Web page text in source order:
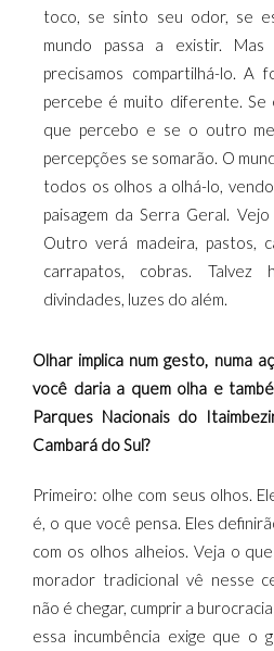
toco, se sinto seu odor, se
mundo passa a existir.
precisamos compartilhá-lo. A
percebe é muito diferente.
que percebo e se o outro
percepções se somarão. O
todos os olhos a olhá-lo,
paisagem da Serra Geral.
Outro verá madeira, pastos,
carrapatos, cobras. Talvez
divindades, luzes do além.
Olhar implica num gesto, numa
você daria a quem olha e
Parques Nacionais do
Cambará do Sul?
Primeiro: olhe com seus olhos.
é, o que você pensa. Eles
com os olhos alheios. Veja o
morador tradicional vê nesse
não é chegar, cumprir a
essa incumbência exige que o